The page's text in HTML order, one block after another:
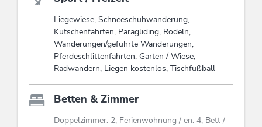
Fön und Balkon
* Auf Anfrage: Kinderreisebett und Hochstuhl
kostenlos
* Parkplätze
Liegewiese, Schneeschuhwanderung,
Kutschenfahrten, Paragliding, Rodeln,
Wanderungen/geführte Wanderungen,
Pferdeschlittenfahrten, Garten / Wiese,
Radwandern, Liegen kostenlos, Tischfußball
Betten & Zimmer
Doppelzimmer: 2, Ferienwohnung / en: 4, Bett /